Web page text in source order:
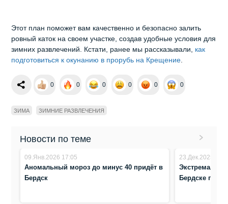
Этот план поможет вам качественно и безопасно залить
ровный каток на своем участке, создав удобные условия для
зимних развлечений. Кстати, ранее мы рассказывали, как
подготовиться к окунанию в прорубь на Крещение.
0 0 0 0 0 0
ЗИМА ЗИМНИЕ РАЗВЛЕЧЕНИЯ
Новости по теме
09.Янв.2026 17:05
Аномальный мороз до минус 40 придёт в
Бердск
23.Дек.2025 8:51
Бердске